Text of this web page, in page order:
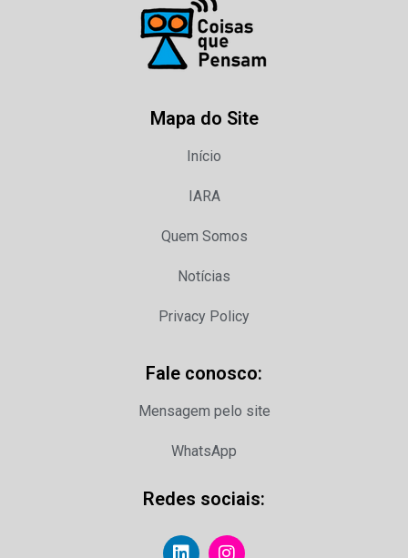
Mapa do Site
Início
IARA
Quem Somos
Notícias
Privacy Policy
Fale conosco:
Mensagem pelo site
WhatsApp
Redes sociais: